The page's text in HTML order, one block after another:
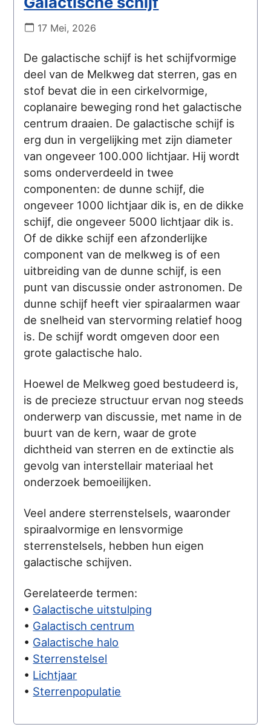
17 Mei, 2026
De galactische schijf is het schijfvormige
deel van de Melkweg dat sterren, gas en
stof bevat die in een cirkelvormige,
coplanaire beweging rond het galactische
centrum draaien. De galactische schijf is
erg dun in vergelijking met zijn diameter
van ongeveer 100.000 lichtjaar. Hij wordt
soms onderverdeeld in twee
componenten: de dunne schijf, die
ongeveer 1000 lichtjaar dik is, en de dikke
schijf, die ongeveer 5000 lichtjaar dik is.
Of de dikke schijf een afzonderlijke
component van de melkweg is of een
uitbreiding van de dunne schijf, is een
punt van discussie onder astronomen. De
dunne schijf heeft vier spiraalarmen waar
de snelheid van stervorming relatief hoog
is. De schijf wordt omgeven door een
grote galactische halo.
Hoewel de Melkweg goed bestudeerd is,
is de precieze structuur ervan nog steeds
onderwerp van discussie, met name in de
buurt van de kern, waar de grote
dichtheid van sterren en de extinctie als
gevolg van interstellair materiaal het
onderzoek bemoeilijken.
Veel andere sterrenstelsels, waaronder
spiraalvormige en lensvormige
sterrenstelsels, hebben hun eigen
galactische schijven.
Gerelateerde termen:
• Galactische uitstulping
• Galactisch centrum
• Galactische halo
• Sterrenstelsel
• Lichtjaar
• Sterrenpopulatie